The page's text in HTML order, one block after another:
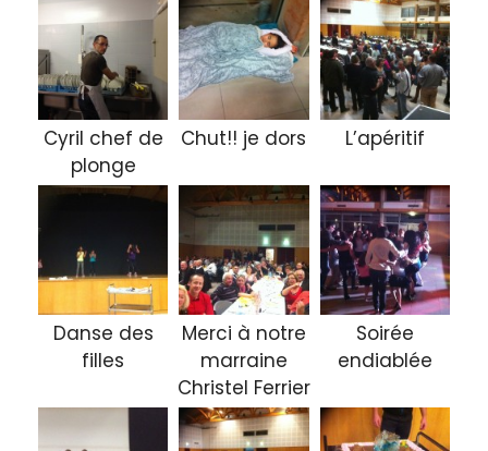
Cyril chef de
plonge
Chut!! je dors L’apéritif
Danse des
filles
Merci à notre
marraine
Christel Ferrier
Soirée
endiablée